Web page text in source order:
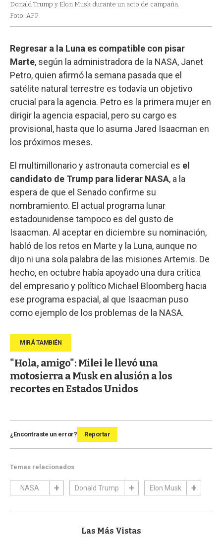
Donald Trump y Elon Musk durante un acto de campaña.
Foto: AFP
Regresar a la Luna es compatible con pisar
Marte, según la administradora de la NASA, Janet
Petro, quien afirmó la semana pasada que el
satélite natural terrestre es todavía un objetivo
crucial para la agencia. Petro es la primera mujer en
dirigir la agencia espacial, pero su cargo es
provisional, hasta que lo asuma Jared Isaacman en
los próximos meses.
El multimillonario y astronauta comercial es el
candidato de Trump para liderar NASA, a la
espera de que el Senado confirme su
nombramiento. El actual programa lunar
estadounidense tampoco es del gusto de
Isaacman. Al aceptar en diciembre su nominación,
habló de los retos en Marte y la Luna, aunque no
dijo ni una sola palabra de las misiones Artemis. De
hecho, en octubre había apoyado una dura crítica
del empresario y político Michael Bloomberg hacia
ese programa espacial, al que Isaacman puso
como ejemplo de los problemas de la NASA.
"Hola, amigo": Milei le llevó una
motosierra a Musk en alusión a los
recortes en Estados Unidos
¿Encontraste un error? Reportar
Temas relacionados
NASA Donald Trump Elon Musk
Las Más Vistas